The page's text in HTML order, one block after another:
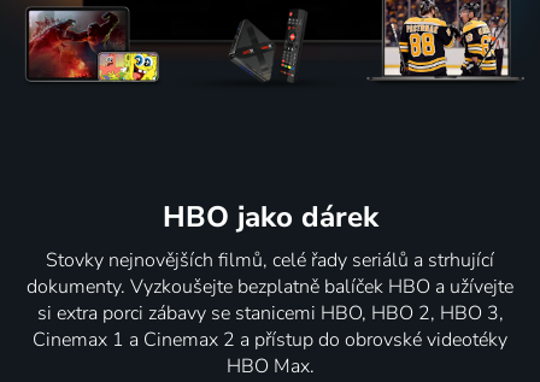
HBO jako dárek
Stovky nejnovějších filmů, celé řady seriálů a strhující
dokumenty. Vyzkoušejte bezplatně balíček HBO a užívejte
si extra porci zábavy se stanicemi HBO, HBO 2, HBO 3,
Cinemax 1 a Cinemax 2 a přístup do obrovské videotéky
HBO Max.